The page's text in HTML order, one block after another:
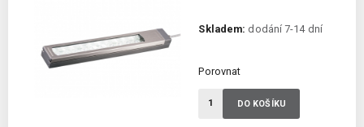
Skladem: dodání 7-14 dní
Porovnat
DO KOŠÍKU